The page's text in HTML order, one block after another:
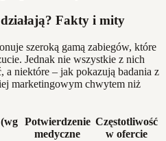
Fakty i mity
szeroką gamą zabiegów, które
Jednak nie wszystkie z nich
a niektóre – jak pokazują badania z
marketingowym chwytem niż
Potwierdzenie
medyczne
Częstotliwość
w ofercie